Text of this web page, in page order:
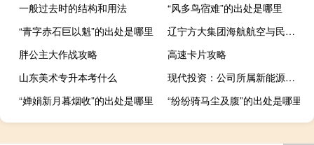
一般过去时的结构和用法
“风多鸟宿难”的出处是哪里
“青字赤石巨以魁”的出处是哪里
辽宁方大集团海航航空与民生金融租赁签订战略合作协议
胖公主大作战攻略
高速卡片攻略
山东美术专升本考什么
现代投资：公司所属新能源公司光伏、储能电站建设处于起步阶段
“婵娟新月暮烟收”的出处是哪里
“纷纷骑马尘及腹”的出处是哪里